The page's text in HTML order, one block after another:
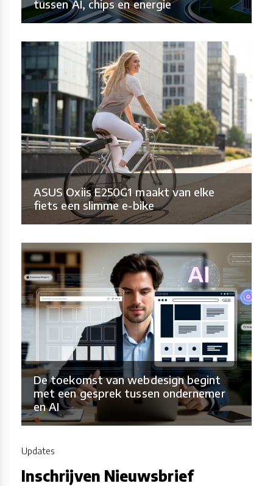
tussen AI, chips en energie
ASUS Oxiis E250G1 maakt van elke
fiets een slimme e-bike
De toekomst van webdesign begint
met een gesprek tussen ondernemer
en AI
Updates
Inschrijven Nieuwsbrief